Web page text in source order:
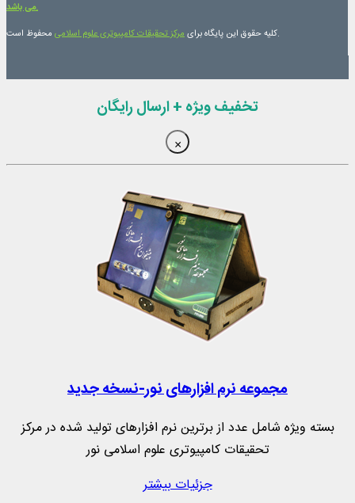
می باشد.
کلیه حقوق این پایگاه برایمرکز تحقیقات کامپیوتری علوم اسلامی محفوظ است.
تخفیف ویژه + ارسال رایگان
×
مجموعه نرم‌ افزارهای نور-نسخه جدید
بسته ویژه شامل عدد از برترین نرم افزارهای تولید شده در مرکز
تحقیقات کامپیوتری علوم اسلامی نور
جزئیات بیشتر